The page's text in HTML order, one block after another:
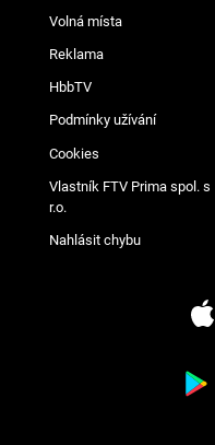
Volná místa
Reklama
HbbTV
Podmínky užívání
Cookies
Vlastník FTV Prima spol. s
r.o.
Nahlásit chybu